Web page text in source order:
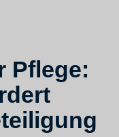
Pflege: